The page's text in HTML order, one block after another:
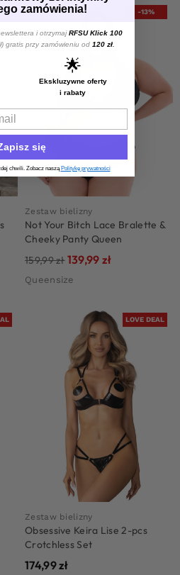
-13%
Zestaw bielizny
Not Your Bitch Lace Bralette &
Cheeky Panty Queen
159,99zł139,99 zł
Queensize
LOVE DEAL
Zestaw bielizny
Obsessive Keira Lise 2-pcs
Crotchless Set
174,99zł
zamówienia!
i otrzymajRFSU Klick 100
gratis przy zamówieniu od 120 zł
🌟
Ekskluzywne oferty
i rabaty
się
chwili. Zobacz naszą Politykę prywatności